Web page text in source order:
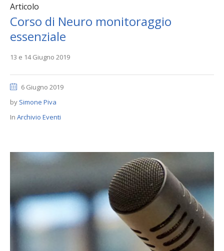
Articolo
Corso di Neuro monitoraggio
essenziale
13 e 14 Giugno 2019
6 Giugno 2019
by Simone Piva
In Archivio Eventi